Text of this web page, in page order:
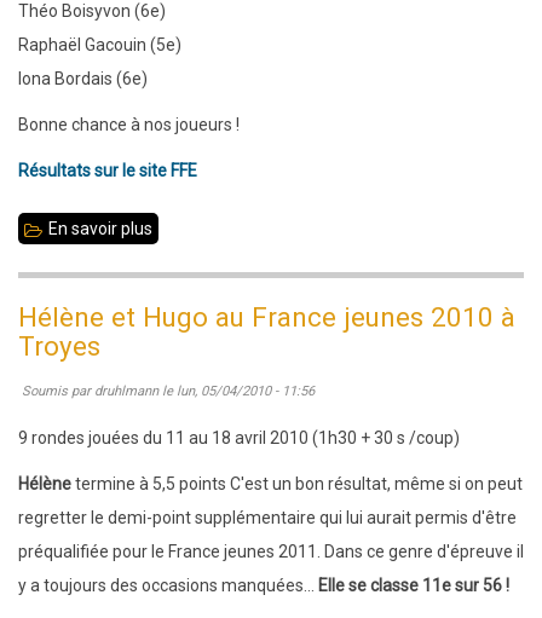
Théo Boisyvon (6e)
Raphaël Gacouin (5e)
Iona Bordais (6e)
Bonne chance à nos joueurs !
Résultats sur le site FFE
En savoir plus
nationale
à
Hélène et Hugo au France jeunes 2010 à
Troyes
Soumis par druhlmannle lun, 05/04/2010 - 11:56
9 rondes jouées du 11 au 18 avril 2010 (1h30 + 30 s /coup)
Hélènetermine à 5,5 points C'est un bon résultat, même si on peut
regretter le demi-point supplémentaire qui lui aurait permis d'être
préqualifiée pour le France jeunes 2011. Dans ce genre d'épreuve il
y a toujours des occasions manquées...
Elle se classe 11e sur 56 !